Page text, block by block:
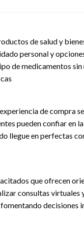
de salud y
personal y
de medicamentos
de compra
pueden confiar en
llegue en perfectas
que ofrecen
consultas
decisiones